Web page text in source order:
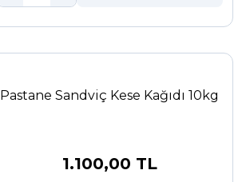
Pastane Sandviç Kese Kağıdı 10kg
1.100,00 TL